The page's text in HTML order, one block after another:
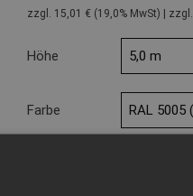
zzgl. 15,01 € (19,0% MwSt) |
Höhe
Farbe